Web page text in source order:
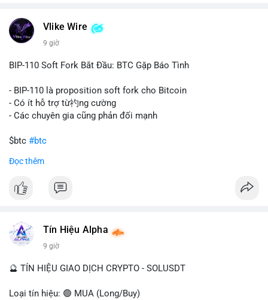
này có thể phản ánh ba kịch bản chính: thứ nhất, cá voi đang
chuẩn bị thanh khoản bằng cách chuyển lên sàn giao dịch, tạo
để nắm giữ dài hạn, thể hiện niềm tin vào xu hướng tăng; thứ
tán rủi ro. Với mức giá 65K, khối lượng này không quá lớn để
gây sốc thanh khoản tức thời, nhưng vẫn đủ sức tạo biến động
tâm lý ngắn hạn nếu hướng đến sàn tập trung.
Lời khuyên cho nhà đầu tư nhỏ lẻ:
hướng đi của dòng tiền. Tránh hành động theo cảm xúc, ưu
rõ ràng về đích đến của số BTC này.
#dongtienlon
Vlike Wire
9 giờ
BIP-110 Soft Fork Bắt Đầu: BTC Gặp Báo Tình
- BIP-110 là proposition soft fork cho Bitcoin
- Có ít hỗ trợ từ礿ng cường
- Các chuyên gia cũng phản đối mạnh
$btc #btc
#vlikevn
📰 Nguồn: CoinDesk
Đọc thêm
Tín Hiệu Alpha
9 giờ
🔮 TÍN HIỆU GIAO DỊCH CRYPTO - SOLUSDT
Loại tín hiệu: 🟢 MUA (Long/Buy)